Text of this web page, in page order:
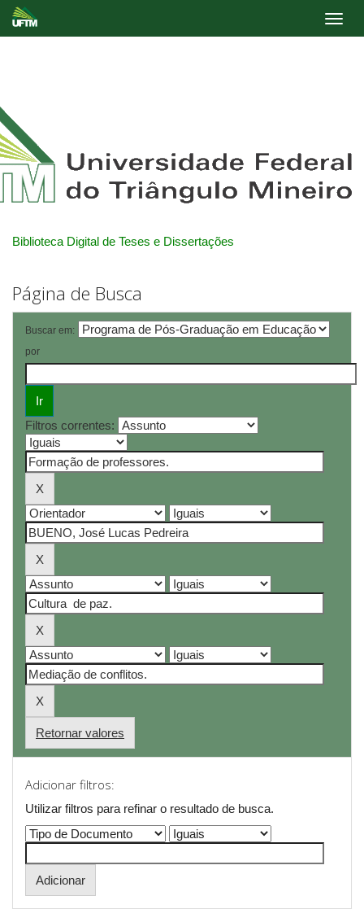
Biblioteca Digital de Teses e Dissertações
Página de Busca
Buscar em:
por
Filtros correntes:
Retornar valores
Adicionar filtros:
Utilizar filtros para refinar o resultado de busca.